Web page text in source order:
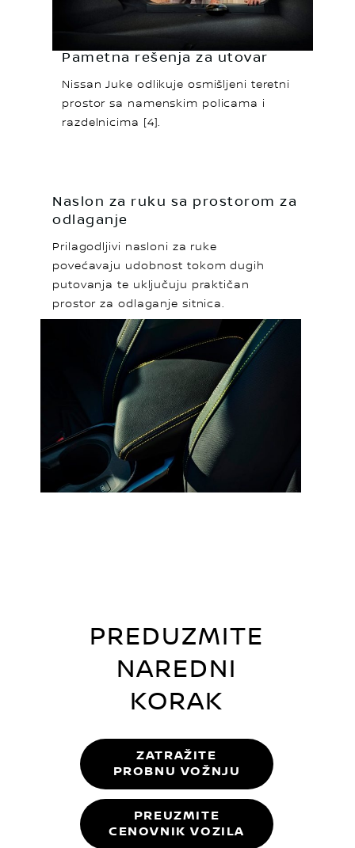
Pametna rešenja za utovar
Nissan Juke odlikuje osmišljeni teretni
prostor sa namenskim policama i
razdelnicima [4].
Naslon za ruku sa prostorom za
odlaganje
Prilagodljivi nasloni za ruke
povećavaju udobnost tokom dugih
putovanja te uključuju praktičan
prostor za odlaganje sitnica.
PREDUZMITE
NAREDNI
KORAK
ZATRAŽITE
PROBNU VOŽNJU
PREUZMITE
CENOVNIK VOZILA